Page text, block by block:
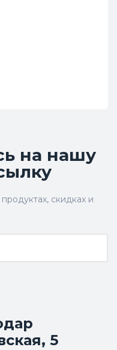
на нашу
скидках и
5